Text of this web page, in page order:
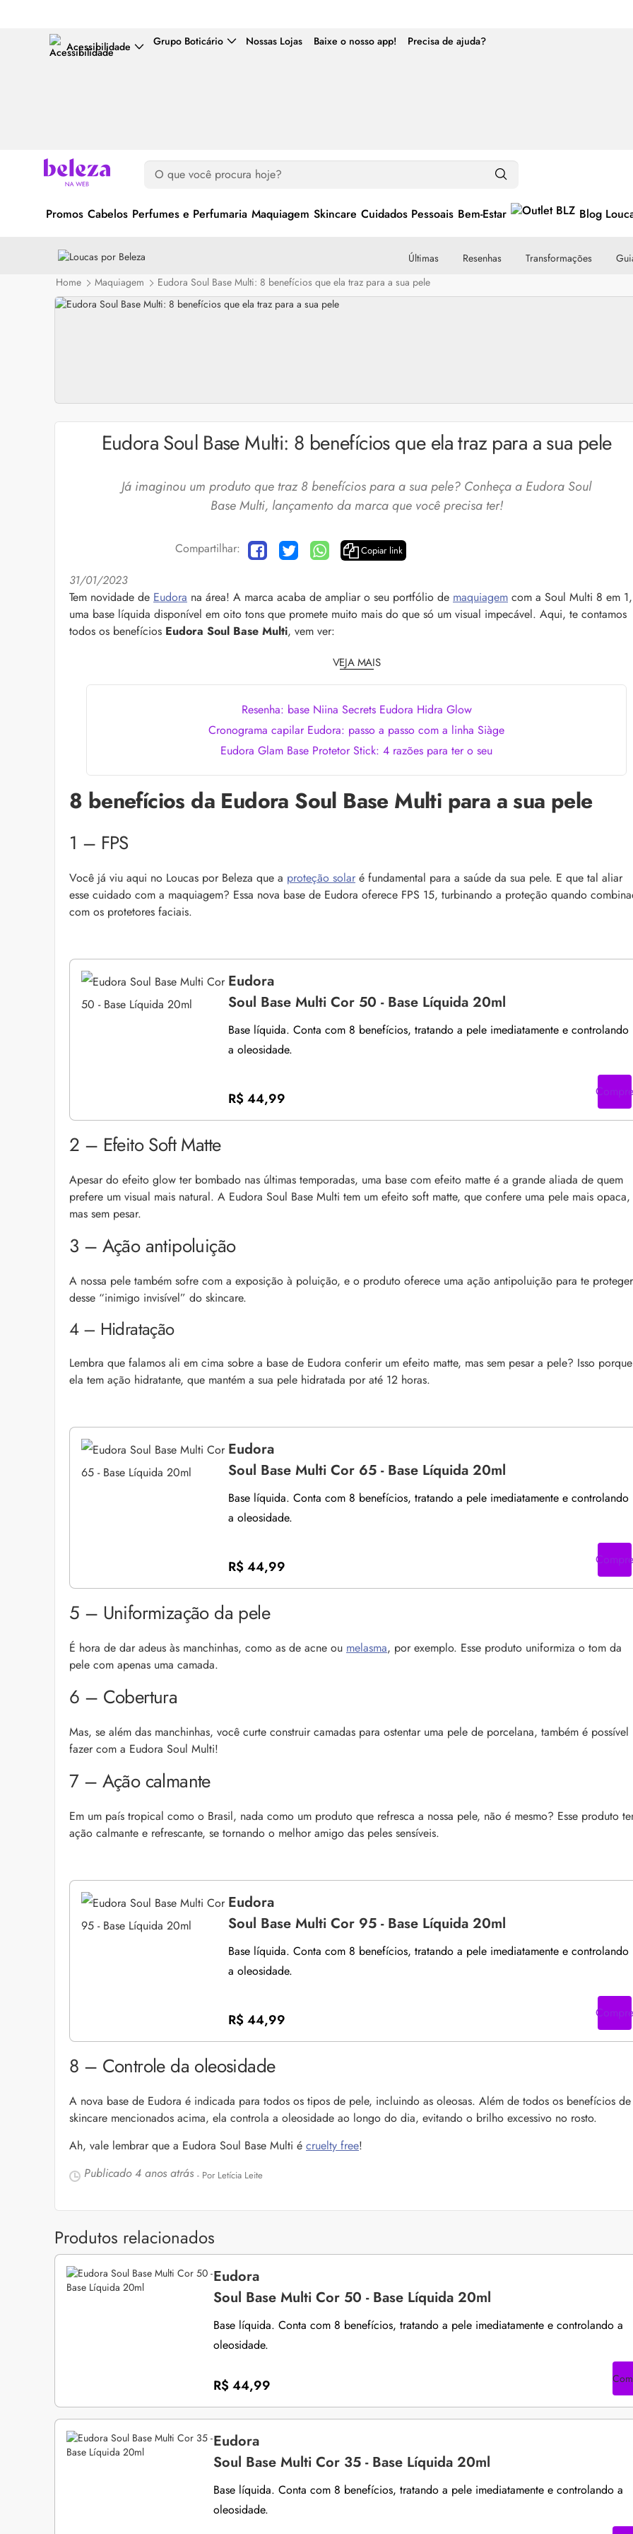
Acessibilidade Grupo Boticário Nossas Lojas Baixe o nosso app! Precisa de ajuda?
Promos Cabelos Perfumes e Perfumaria Maquiagem Skincare Cuidados Pessoais Bem-Estar Blog
Últimas Resenhas Transformações
Home
Maquiagem Eudora Soul Base Multi: 8 benefícios que ela traz para a sua pele
Eudora Soul Base Multi: 8 benefícios que ela traz para a sua pele
Já imaginou um produto que traz 8 benefícios para a sua pele? Conheça a Eudora Soul
Base Multi, lançamento da marca que você precisa ter!
Compartilhar: Copiar link
31/01/2023
Tem novidade de Eudora na área! A marca acaba de ampliar o seu portfólio de maquiagem com a Soul Multi 8 em 1,
uma base líquida disponível em oito tons que promete muito mais do que só um visual impecável. Aqui, te contamos
todos os benefícios Eudora Soul Base Multi, vem ver:
VEJA MAIS
Resenha: base Niina Secrets Eudora Hidra Glow
Cronograma capilar Eudora: passo a passo com a linha Siàge
Eudora Glam Base Protetor Stick: 4 razões para ter o seu
8 benefícios da Eudora Soul Base Multi para a sua pele
1 – FPS
Você já viu aqui no Loucas por Beleza que a proteção solar é fundamental para a saúde da sua pele. E que tal aliar
esse cuidado com a maquiagem? Essa nova base de Eudora oferece FPS 15, turbinando a proteção quando
com os protetores faciais.
Eudora
Soul Base Multi Cor 50 - Base Líquida 20ml
Base líquida. Conta com 8 benefícios, tratando a pele imediatamente e controlando
a oleosidade.
R$ 44,99 Compre
2 – Efeito Soft Matte
Apesar do efeito glow ter bombado nas últimas temporadas, uma base com efeito matte é a grande aliada de quem
prefere um visual mais natural. A Eudora Soul Base Multi tem um efeito soft matte, que confere uma pele mais opaca,
mas sem pesar.
3 – Ação antipoluição
A nossa pele também sofre com a exposição à poluição, e o produto oferece uma ação antipoluição para te proteger
desse “inimigo invisível” do skincare.
4 – Hidratação
Lembra que falamos ali em cima sobre a base de Eudora conferir um efeito matte, mas sem pesar a pele? Isso porque
ela tem ação hidratante, que mantém a sua pele hidratada por até 12 horas.
Eudora
Soul Base Multi Cor 65 - Base Líquida 20ml
Base líquida. Conta com 8 benefícios, tratando a pele imediatamente e controlando
a oleosidade.
R$ 44,99 Compre
5 – Uniformização da pele
É hora de dar adeus às manchinhas, como as de acne ou melasma, por exemplo. Esse produto uniformiza o tom da
pele com apenas uma camada.
6 – Cobertura
Mas, se além das manchinhas, você curte construir camadas para ostentar uma pele de porcelana, também é possível
fazer com a Eudora Soul Multi!
7 – Ação calmante
Em um país tropical como o Brasil, nada como um produto que refresca a nossa pele, não é mesmo? Esse produto
ação calmante e refrescante, se tornando o melhor amigo das peles sensíveis.
Eudora
Soul Base Multi Cor 95 - Base Líquida 20ml
Base líquida. Conta com 8 benefícios, tratando a pele imediatamente e controlando
a oleosidade.
R$ 44,99 Compre
8 – Controle da oleosidade
A nova base de Eudora é indicada para todos os tipos de pele, incluindo as oleosas. Além de todos os benefícios de
skincare mencionados acima, ela controla a oleosidade ao longo do dia, evitando o brilho excessivo no rosto.
Ah, vale lembrar que a Eudora Soul Base Multi é cruelty free!
Publicado4 anos atrás - Por Letícia Leite
Produtos relacionados
Eudora
Soul Base Multi Cor 50 - Base Líquida 20ml
Base líquida. Conta com 8 benefícios, tratando a pele imediatamente e controlando a
oleosidade.
R$ 44,99
Eudora
Soul Base Multi Cor 35 - Base Líquida 20ml
Base líquida. Conta com 8 benefícios, tratando a pele imediatamente e controlando a
oleosidade.
Cuidados com a barba: 4 dicas e produtos
O expert Willy Morales revela 5 cuidados com a
barba para você incluir no dia a dia. Veja quais
as recomendações do barbeiro
Queda de cabelo masculina: causas,
e mais
A queda de cabelo masculina é um quadro
Alberto Morillas: 11 fragrâncias icônicas criadas
pelo perfumista
Kérastase Chronologiste: a resposta ao
envelhecimento dos fios, com o poder do